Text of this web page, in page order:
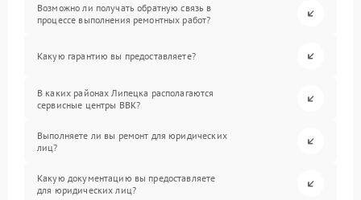
Возможно ли получать обратную связь в
процессе выполнения ремонтных работ?
Какую гарантию вы предоставляете?
В каких районах Липецка располагаются
сервисные центры BBK?
Выполняете ли вы ремонт для юридических
лиц?
Какую документацию вы предоставляете
для юридических лиц?